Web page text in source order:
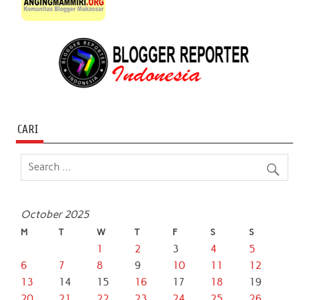
CARI
October 2025
M T W T F S S
1 2 3 4
5
6
7 8 9 10 11
12
13
14 15 16 17 18
19